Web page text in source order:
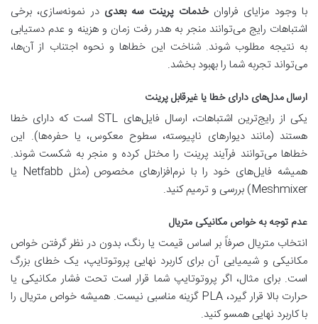
با وجود مزایای فراوان خدمات پرینت سه بعدی در نمونه‌سازی، برخی
اشتباهات رایج می‌توانند منجر به هدر رفت زمان و هزینه و عدم دستیابی
به نتیجه مطلوب شوند. شناخت این خطاها و نحوه اجتناب از آن‌ها،
می‌تواند تجربه شما را بهبود بخشد.
ارسال مدل‌های دارای خطا یا غیرقابل پرینت
یکی از رایج‌ترین اشتباهات، ارسال فایل‌های STL است که دارای خطا
هستند (مانند دیوارهای ناپیوسته، سطوح معکوس، یا حفره‌ها). این
خطاها می‌توانند فرآیند پرینت را مختل کرده و منجر به شکست شوند.
همیشه فایل‌های خود را با نرم‌افزارهای مخصوص (مثل Netfabb یا
Meshmixer) بررسی و ترمیم کنید.
عدم توجه به خواص مکانیکی متریال
انتخاب متریال صرفاً بر اساس قیمت یا رنگ، بدون در نظر گرفتن خواص
مکانیکی و شیمیایی آن برای کاربرد نهایی پروتوتایپ، یک خطای بزرگ
است. برای مثال، اگر پروتوتایپ شما قرار است تحت فشار مکانیکی یا
حرارت بالا قرار گیرد، PLA گزینه مناسبی نیست. همیشه خواص متریال را
با کاربرد نهایی همسو کنید.